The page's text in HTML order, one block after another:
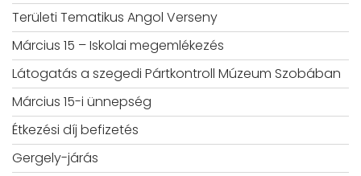
Területi Tematikus Angol Verseny
Március 15 – Iskolai megemlékezés
Látogatás a szegedi Pártkontroll Múzeum Szobában
Március 15-i ünnepség
Étkezési díj befizetés
Gergely-járás